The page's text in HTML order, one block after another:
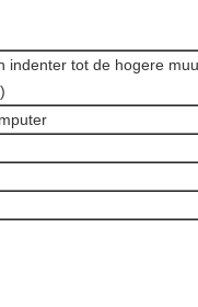
indenter tot de hogere